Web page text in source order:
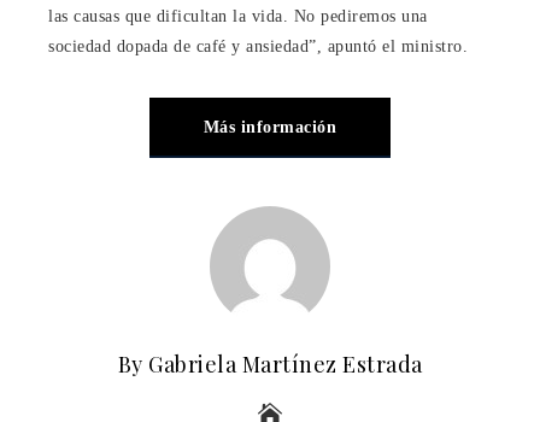
las causas que dificultan la vida. No pediremos una
sociedad dopada de café y ansiedad”, apuntó el ministro.
Más información
By Gabriela Martínez Estrada